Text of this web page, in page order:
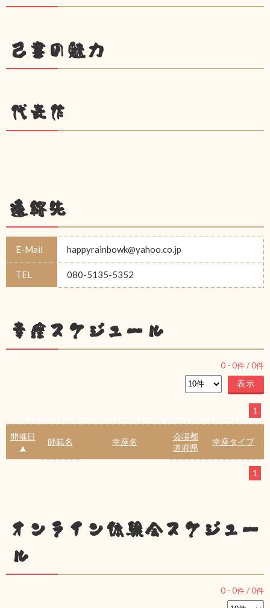
己書の魅力
代表作
連絡先
E-Mail happyrainbowk@yahoo.co.jp
TEL 080-5135-5352
幸座スケジュール
0 - 0件 /0件
1
開催日
▲
師範名 幸座名
会場都
道府県
幸座タイプ
1
オンライン体験会スケジュー
ル
0 - 0件 /0件